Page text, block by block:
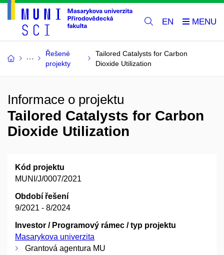
EN
Řešené
projekty
Tailored Catalysts for Carbon
Dioxide Utilization
Informace o projektu
Tailored Catalysts for Carbon
Dioxide Utilization
Kód projektu
MUNI/J/0007/2021
Období řešení
9/2021 - 8/2024
Investor / Programový rámec / typ projektu
Masarykova univerzita
Grantová agentura MU